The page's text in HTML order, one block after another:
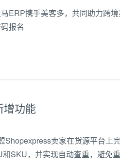
ERP携手美客多，共同助力跨
报名
增功能
卖家在货源平台上
SKU，并实现自动查重，避免